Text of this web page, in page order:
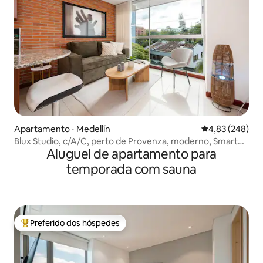
Apartamento ⋅ Medellín 4,83 de uma
4,83 (248)
Blux Studio, c/A/C, perto de Provenza, moderno, Smart
Aluguel de apartamento para
temporada com sauna
Entre os melhores preferidos dos hóspedes
Preferido dos hóspedes